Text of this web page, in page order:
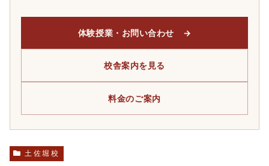
体験授業・お問い合わせ →
校舎案内を見る
料金のご案内
土佐堀校